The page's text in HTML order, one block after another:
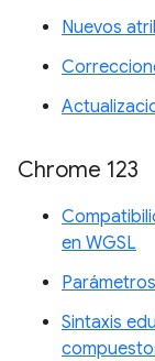
Nuevos
Chrome 123
en WGSL
Sintaxis